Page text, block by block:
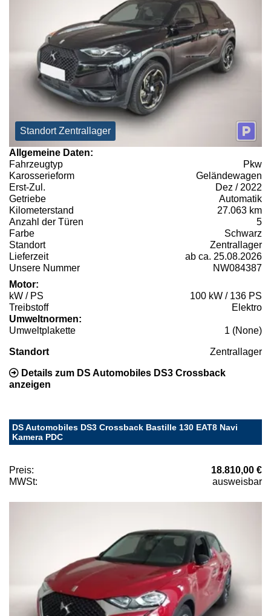
Standort Zentrallager
Allgemeine Daten:
Fahrzeugtyp
Pkw
Karosserieform
Geländewagen
Erst-Zul.
Dez / 2022
Getriebe
Automatik
Kilometerstand
27.063 km
Anzahl der Türen
5
Farbe
Schwarz
Standort
Zentrallager
Lieferzeit
ab ca. 25.08.2026
Unsere Nummer
NW084387
Motor:
kW / PS
100 kW / 136 PS
Treibstoff
Elektro
Umweltnormen:
Umweltplakette
1 (None)
Standort Zentrallager
Details zum DS Automobiles DS3 Crossback
anzeigen
DS Automobiles DS3 Crossback Bastille 130 EAT8 Navi
Kamera PDC
Preis:
18.810,00 €
MWSt:
ausweisbar